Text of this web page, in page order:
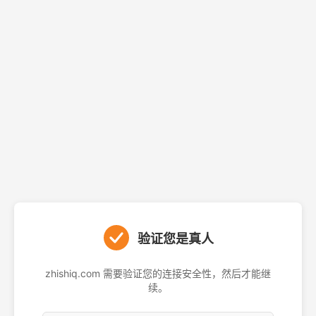
验证您是真人
zhishiq.com 需要验证您的连接安全性，然后才能继
续。